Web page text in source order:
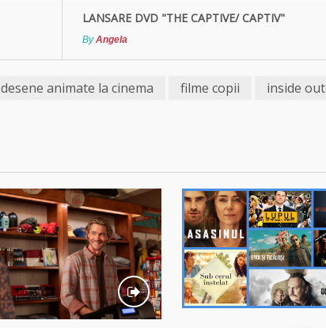
LANSARE DVD "THE CAPTIVE/ CAPTIV"
ByAngela
desene animate la cinema filme copii
inside out